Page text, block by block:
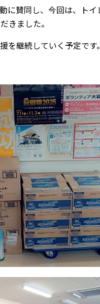
に賛同し、今回は、ト
きました。
を継続していく予定です。